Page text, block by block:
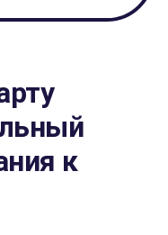
к